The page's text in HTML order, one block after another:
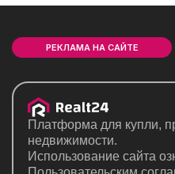
РЕКЛАМА НА САЙТЕ
Платформа для купли,
недвижимости.
Использование сайта